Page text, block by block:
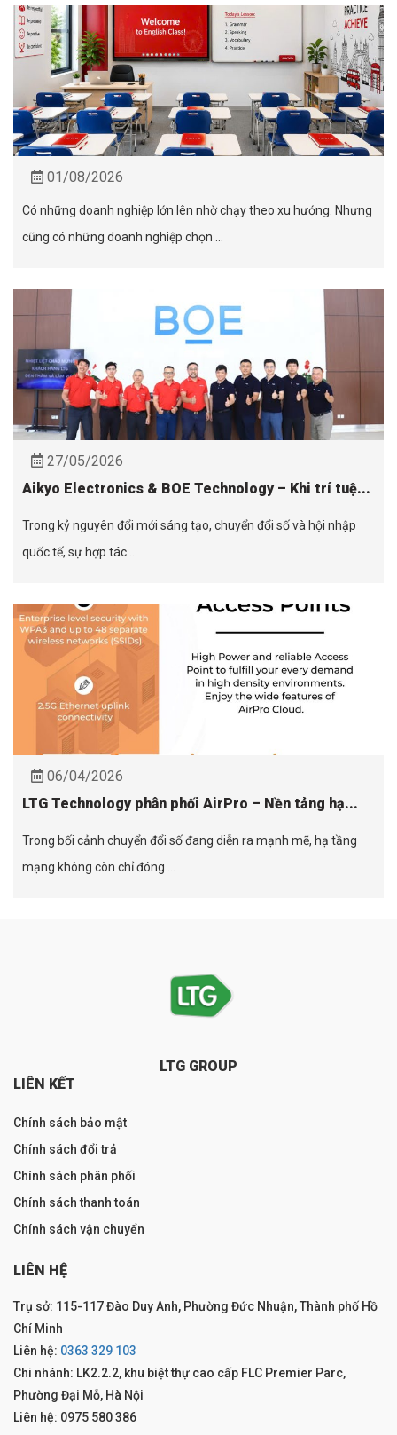
01/08/2026
Có những doanh nghiệp lớn lên nhờ chạy theo xu hướng. Nhưng
cũng có những doanh nghiệp chọn ...
27/05/2026
Aikyo Electronics & BOE Technology – Khi trí tuệ...
Trong kỷ nguyên đổi mới sáng tạo, chuyển đổi số và hội nhập
quốc tế, sự hợp tác ...
06/04/2026
LTG Technology phân phối AirPro – Nền tảng hạ...
Trong bối cảnh chuyển đổi số đang diễn ra mạnh mẽ, hạ tầng
mạng không còn chỉ đóng ...
LTG GROUP
LIÊN KẾT
Chính sách bảo mật
Chính sách đổi trả
Chính sách phân phối
Chính sách thanh toán
Chính sách vận chuyển
LIÊN HỆ
Trụ sở: 115-117 Đào Duy Anh, Phường Đức Nhuận, Thành phố Hồ
Chí Minh
Liên hệ: 0363 329 103
Chi nhánh: LK2.2.2, khu biệt thự cao cấp FLC Premier Parc,
Phường Đại Mỗ, Hà Nội
Liên hệ: 0975 580 386